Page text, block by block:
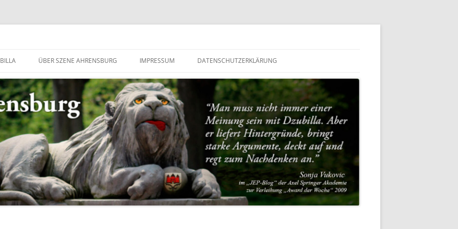
ÜBER SZENE AHRENSBURG IMPRESSUM DATENSCHUTZERKLÄRUNG